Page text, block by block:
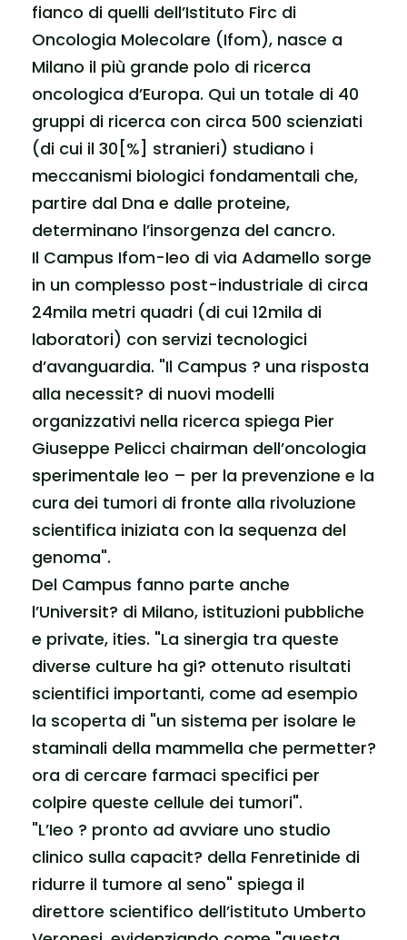
fianco di quelli dell’Istituto Firc di
Oncologia Molecolare (Ifom), nasce a
Milano il più grande polo di ricerca
oncologica d’Europa. Qui un totale di 40
gruppi di ricerca con circa 500 scienziati
(di cui il 30[%] stranieri) studiano i
meccanismi biologici fondamentali che,
partire dal Dna e dalle proteine,
determinano l’insorgenza del cancro.
Il Campus Ifom-Ieo di via Adamello sorge
in un complesso post-industriale di circa
24mila metri quadri (di cui 12mila di
laboratori) con servizi tecnologici
d’avanguardia. "Il Campus ? una risposta
alla necessit? di nuovi modelli
organizzativi nella ricerca spiega Pier
Giuseppe Pelicci chairman dell’oncologia
sperimentale Ieo – per la prevenzione e la
cura dei tumori di fronte alla rivoluzione
scientifica iniziata con la sequenza del
genoma".
Del Campus fanno parte anche
l’Universit? di Milano, istituzioni pubbliche
e private, ities. "La sinergia tra queste
diverse culture ha gi? ottenuto risultati
scientifici importanti, come ad esempio
la scoperta di "un sistema per isolare le
staminali della mammella che permetter?
ora di cercare farmaci specifici per
colpire queste cellule dei tumori".
"L’Ieo ? pronto ad avviare uno studio
clinico sulla capacit? della Fenretinide di
ridurre il tumore al seno" spiega il
direttore scientifico dell’istituto Umberto